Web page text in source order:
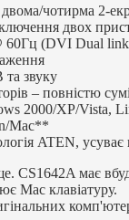
чотирма 2-
двох
60Гц (DVI Dual
звуку
– повністю
2000/XP/Vista,
Mac**
ATEN,
CS1642A має
Mac клавіатуру.